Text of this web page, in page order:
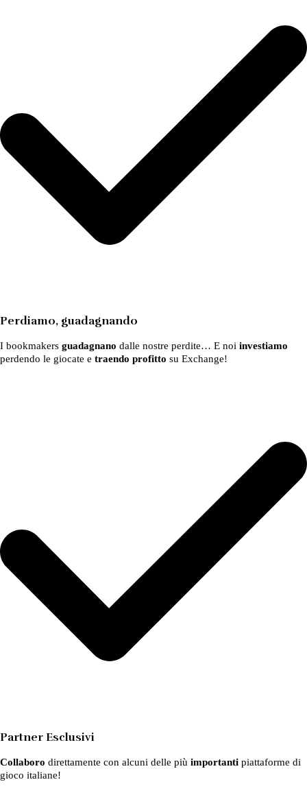
Perdiamo, guadagnando
I bookmakers guadagnano dalle nostre perdite… E noi investiamo
perdendo le giocate e traendo profitto su Exchange!
Partner Esclusivi
Collaboro direttamente con alcuni delle più importanti piattaforme di
gioco italiane!